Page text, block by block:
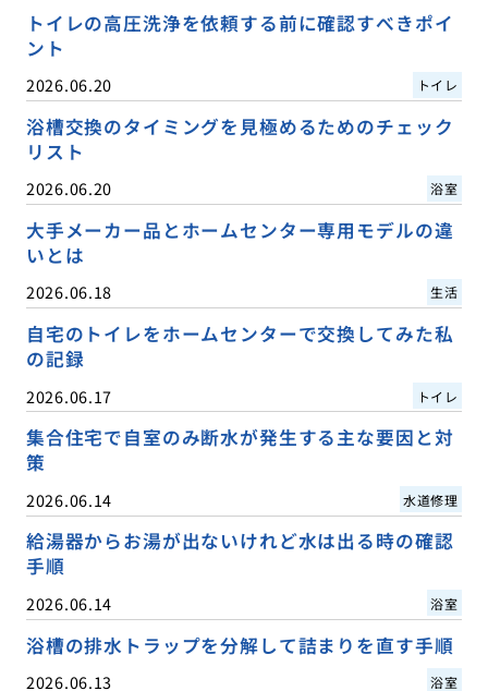
トイレの高圧洗浄を依頼する前に確認すべきポイ
ント
2026.06.20 トイレ
浴槽交換のタイミングを見極めるためのチェック
リスト
2026.06.20 浴室
大手メーカー品とホームセンター専用モデルの違
いとは
2026.06.18 生活
自宅のトイレをホームセンターで交換してみた私
の記録
2026.06.17 トイレ
集合住宅で自室のみ断水が発生する主な要因と対
策
2026.06.14 水道修理
給湯器からお湯が出ないけれど水は出る時の確認
手順
2026.06.14 浴室
浴槽の排水トラップを分解して詰まりを直す手順
2026.06.13 浴室